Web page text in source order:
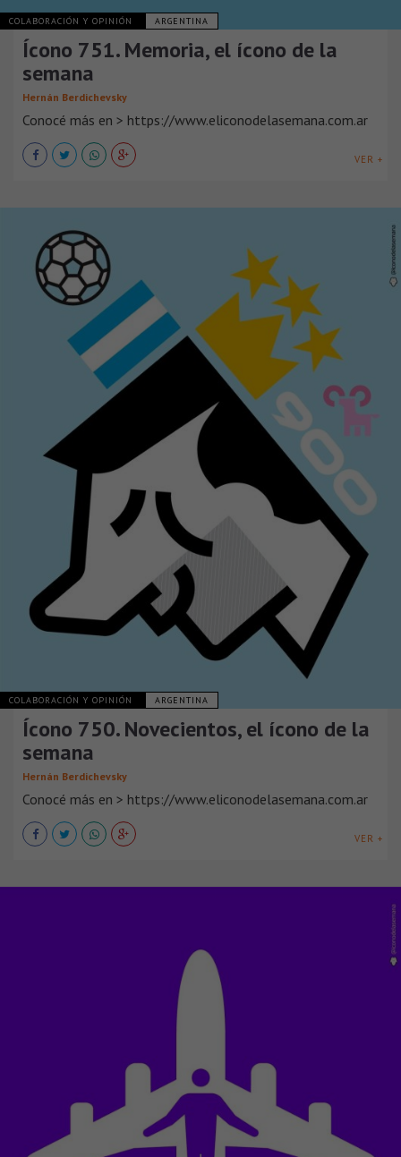
COLABORACIÓN Y OPINIÓN ARGENTINA
Ícono 751. Memoria, el ícono de la
semana
Hernán Berdichevsky
Conocé más en > https://www.eliconodelasemana.com.ar
VER +
COLABORACIÓN Y OPINIÓN ARGENTINA
Ícono 750. Novecientos, el ícono de la
semana
Hernán Berdichevsky
Conocé más en > https://www.eliconodelasemana.com.ar
VER +